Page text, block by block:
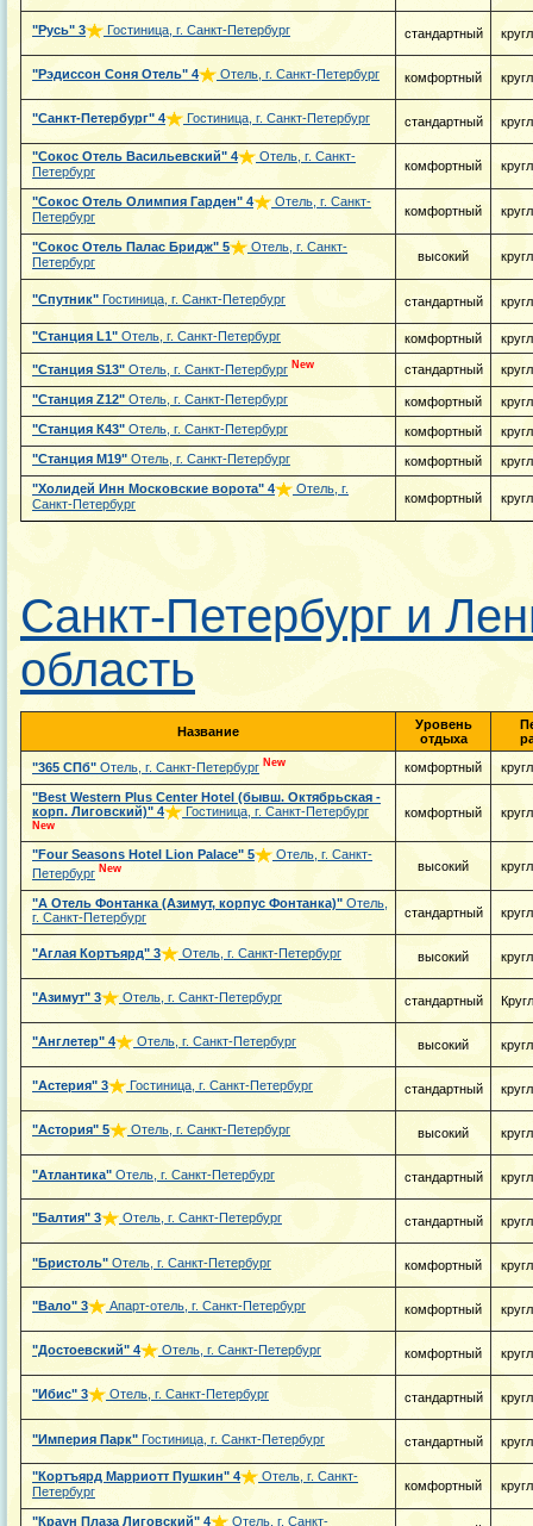
"Русь" 3 Гостиница, г. Санкт-Петербург стандартный
"Рэдиссон Соня Отель" 4 Отель, г. Санкт-Петербург комфортный
"Санкт-Петербург" 4 Гостиница, г. Санкт-Петербург стандартный
"Сокос Отель Васильевский" 4
Отель, г. Санкт-
Петербург
комфортный
"Сокос Отель Олимпия Гарден" 4
Отель, г. Санкт-
Петербург
комфортный
"Сокос Отель Палас Бридж" 5
Отель, г. Санкт-
Петербург
высокий
"Спутник" Гостиница, г. Санкт-Петербург стандартный
"Станция L1" Отель, г. Санкт-Петербург комфортный
"Станция S13" Отель, г. Санкт-Петербург New стандартный
"Станция Z12" Отель, г. Санкт-Петербург комфортный
"Станция К43" Отель, г. Санкт-Петербург комфортный
"Станция М19" Отель, г. Санкт-Петербург комфортный
"Холидей Инн Московские ворота" 4
Отель, г.
Санкт-Петербург
комфортный
Санкт-Петербург и
область
Название
Уровень
отдыха
"365 СПб" Отель, г. Санкт-Петербург New комфортный
"Best Western Plus Center Hotel (бывш. Октябрьская -
корп. Лиговский)" 4 Гостиница, г. Санкт-Петербург
New
комфортный
"Four Seasons Hotel Lion Palace" 5
Отель, г. Санкт-
Петербург New высокий
"А Отель Фонтанка (Азимут, корпус Фонтанка)" Отель,
г. Санкт-Петербург
стандартный
"Аглая Кортъярд" 3 Отель, г. Санкт-Петербург высокий
"Азимут" 3 Отель, г. Санкт-Петербург стандартный
"Англетер" 4 Отель, г. Санкт-Петербург высокий
"Астерия" 3 Гостиница, г. Санкт-Петербург стандартный
"Астория" 5 Отель, г. Санкт-Петербург высокий
"Атлантика" Отель, г. Санкт-Петербург стандартный
"Балтия" 3 Отель, г. Санкт-Петербург стандартный
"Бристоль" Отель, г. Санкт-Петербург комфортный
"Вало" 3 Апарт-отель, г. Санкт-Петербург комфортный
"Достоевский" 4 Отель, г. Санкт-Петербург комфортный
"Ибис" 3 Отель, г. Санкт-Петербург стандартный
"Империя Парк" Гостиница, г. Санкт-Петербург стандартный
"Кортъярд Марриотт Пушкин" 4
Отель, г. Санкт-
Петербург
комфортный
"Краун Плаза Лиговский" 4 Отель, г. Санкт-